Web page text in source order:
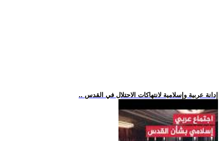
.. إدانة عربية وإسلامية لانتهاكات الاحتلال في القدس